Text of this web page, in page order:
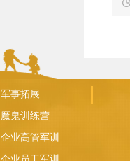
军事拓展
魔鬼训练营
企业高管军训